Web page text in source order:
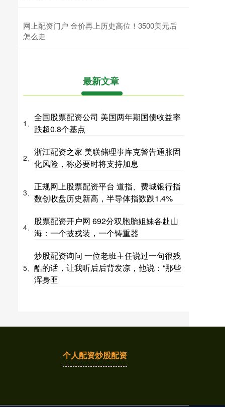
网上配资门户 金价再上历史高位！3500美元后
怎么走
最新文章
1、
全国股票配资公司 美国两年期国债收益率
跌超0.8个基点
2、
浙江配资之家 美联储理事库克警告通胀固
化风险，称必要时将支持加息
3、
正规网上股票配资平台 道指、费城银行指
数创收盘历史新高，半导体指数跌1.4%
4、
股票配资开户网 692分双胞胎姐妹各赴山
海：一个披戎装，一个铸重器
5、
炒股配资询问 一位老班主任说过一句很残
酷的话，让我听后后背发凉，他说：“那些
浑身匪
个人配资炒股配资